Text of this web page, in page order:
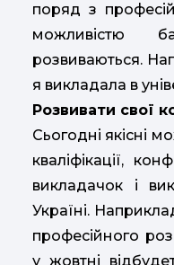
поряд з
можливістю
розвиваються.
я викладала в
Розвивати свої
Сьогодні якісні
кваліфікації,
викладачок і
Україні.
професійного
у жовтні